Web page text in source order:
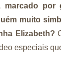
por
muito
Elizabeth?
especiais